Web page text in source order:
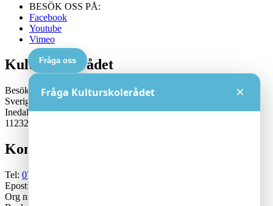
BESÖK OSS PÅ:
Facebook
Youtube
Vimeo
Kulturskolerådet
Besöksadress:
Sveriges Kulturskoleråd
Inedalsgatan 15
11232 Stockholm
Kontakt
Tel: 070-671 79 46
Epost:
Org nr: 802402-2561
Fråga oss
Fråga Kulturskolerådet ×